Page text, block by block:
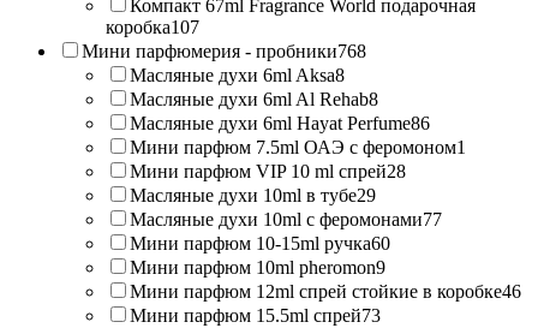
Компакт 67ml Fragrance World подарочная
коробка107
Мини парфюмерия - пробники768
Масляные духи 6ml Aksa8
Масляные духи 6ml Al Rehab8
Масляные духи 6ml Hayat Perfume86
Мини парфюм 7.5ml ОАЭ с феромоном1
Мини парфюм VIP 10 ml спрей28
Масляные духи 10ml в тубе29
Масляные духи 10ml с феромонами77
Мини парфюм 10-15ml ручка60
Мини парфюм 10ml pheromon9
Мини парфюм 12ml спрей стойкие в коробке46
Мини парфюм 15.5ml спрей73